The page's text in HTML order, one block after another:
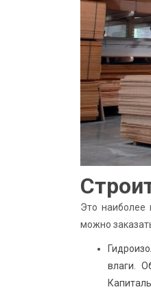
Это наиболее
можно
влаги.